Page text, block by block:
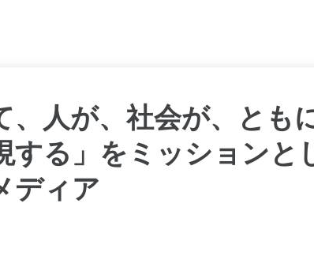
、人が、社会が、とも
する」をミッションと
ディア